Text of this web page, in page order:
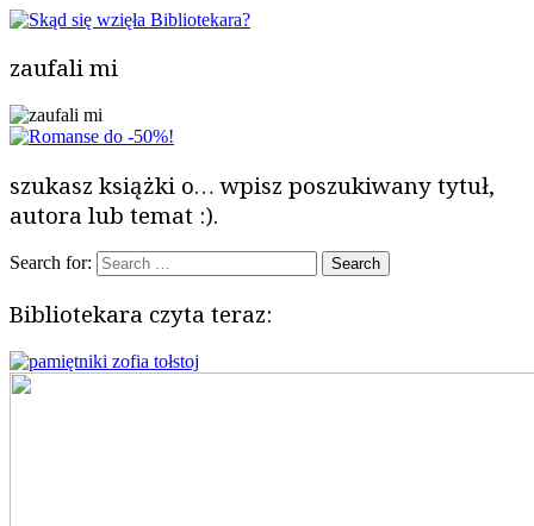
zaufali mi
szukasz książki o… wpisz poszukiwany tytuł,
autora lub temat :).
Search for:
Bibliotekara czyta teraz: